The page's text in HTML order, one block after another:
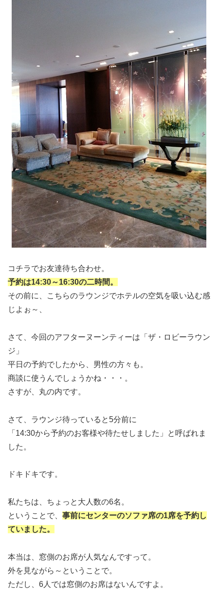
コチラでお友達待ち合わせ。
予約は14:30～16:30の二時間。
その前に、こちらのラウンジでホテルの空気を吸い込む感
じよぉ～、
さて、今回のアフターヌーンティーは「ザ・ロビーラウン
ジ」
平日の予約でしたから、男性の方々も。
商談に使うんでしょうかね・・・。
さすが、丸の内です。
さて、ラウンジ待っていると5分前に
「14:30から予約のお客様や待たせしました」と呼ばれま
した。
ドキドキです。
私たちは、ちょっと大人数の6名。
ということで、 事前にセンターのソファ席の1席を予約し
ていました。
本当は、窓側のお席が人気なんですって。
外を見ながら～ということで。
ただし、6人では窓側のお席はないんですよ。